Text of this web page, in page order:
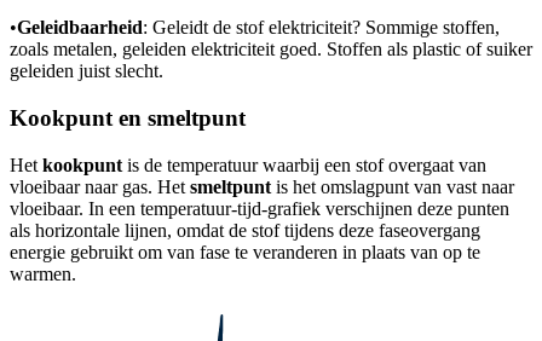
•Geleidbaarheid: Geleidt de stof elektriciteit? Sommige stoffen,
zoals metalen, geleiden elektriciteit goed. Stoffen als plastic of suiker
geleiden juist slecht.
Kookpunt en smeltpunt
Het kookpunt is de temperatuur waarbij een stof overgaat van
vloeibaar naar gas. Het smeltpunt is het omslagpunt van vast naar
vloeibaar. In een temperatuur-tijd-grafiek verschijnen deze punten
als horizontale lijnen, omdat de stof tijdens deze faseovergang
energie gebruikt om van fase te veranderen in plaats van op te
warmen.